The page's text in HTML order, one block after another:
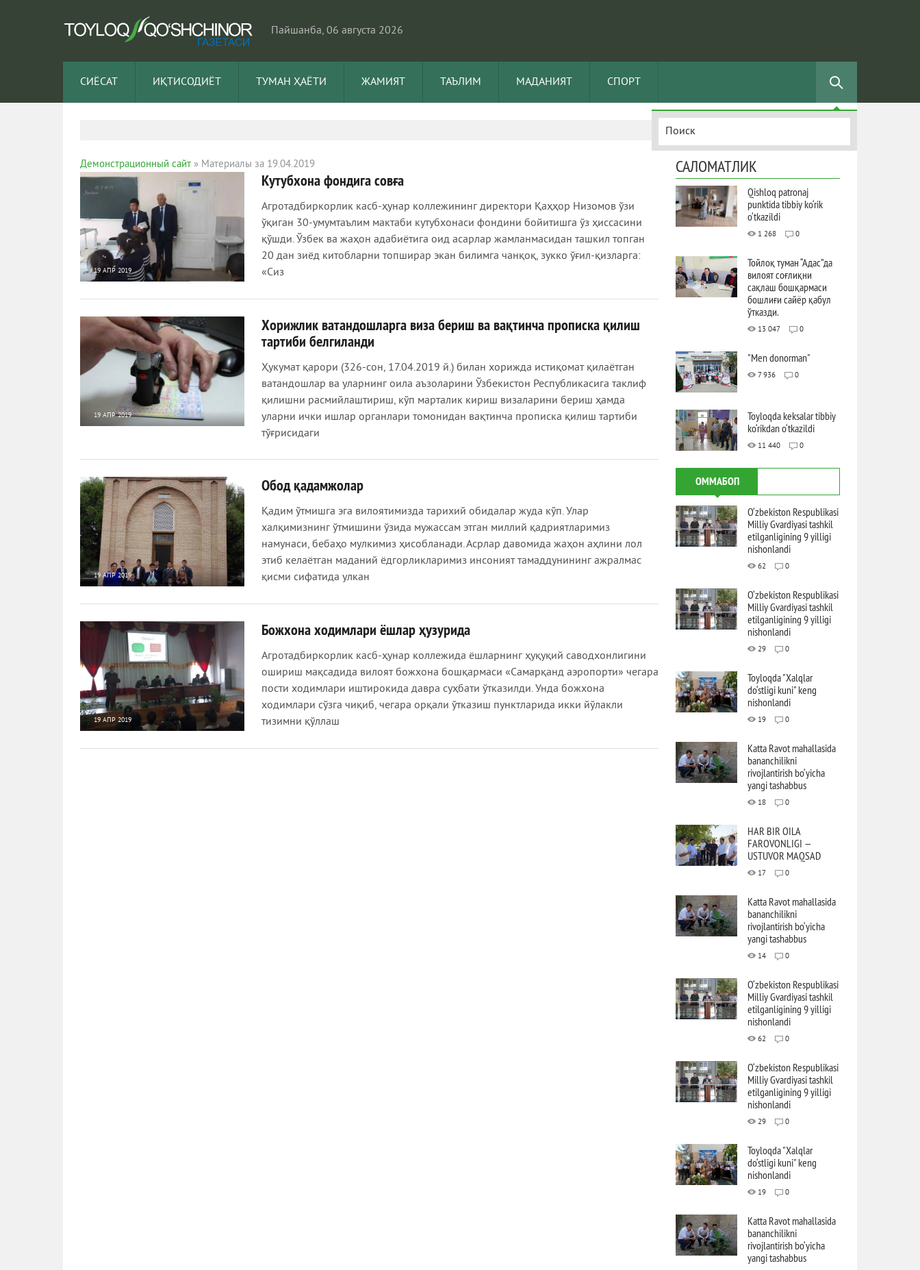
Пайшанба, 06 августа 2026
СИЁСАТ ИҚТИСОДИЁТ ТУМАН ҲАЁТИ ЖАМИЯТ ТАЪЛИМ МАДАНИЯТ СПОРТ
Демонстрационный сайт » Материалы за 19.04.2019
19 АПР 2019
Кутубхона фондига совға
Агротадбиркорлик касб-ҳунар коллежининг директори Қаҳҳор Низомов ўзи
ўқиган 30-умумтаълим мактаби кутубхонаси фондини бойитишга ўз ҳиссасини
қўшди. Ўзбек ва жаҳон адабиётига оид асарлар жамланмасидан ташкил топган
20 дан зиёд китобларни топширар экан билимга чанқоқ, зукко ўғил-қизларга:
«Сиз
19 АПР 2019
Хорижлик ватандошларга виза бериш ва вақтинча прописка қилиш
тартиби белгиланди
Ҳукумат қарори (326-сон, 17.04.2019 й.) билан хорижда истиқомат қилаётган
ватандошлар ва уларнинг оила аъзоларини Ўзбекистон Республикасига таклиф
қилишни расмийлаштириш, кўп марталик кириш визаларини бериш ҳамда
уларни ички ишлар органлари томонидан вақтинча прописка қилиш тартиби
тўғрисидаги
19 АПР 2019
Обод қадамжолар
Қадим ўтмишга эга вилоятимизда тарихий обидалар жуда кўп. Улар
халқимизнинг ўтмишини ўзида мужассам этган миллий қадриятларимиз
намунаси, бебаҳо мулкимиз ҳисобланади. Асрлар давомида жаҳон аҳлини лол
этиб келаётган маданий ёдгорликларимиз инсоният тамаддунининг ажралмас
қисми сифатида улкан
19 АПР 2019
Божхона ходимлари ёшлар ҳузурида
Агротадбиркорлик касб-ҳунар коллежида ёшларнинг ҳуқуқий саводхонлигини
ошириш мақсадида вилоят божхона бошқармаси «Самарқанд аэропорти» чегара
пости ходимлари иштирокида давра суҳбати ўтказилди. Унда божхона
ходимлари сўзга чиқиб, чегара орқали ўтказиш пунктларида икки йўлакли
тизимни қўллаш
САЛОМАТЛИК
Qishloq patronaj
punktida tibbiy ko‘rik
o‘tkazildi
1 268 0
Тойлоқ туман “Адас”да
вилоят соғлиқни
сақлаш бошқармаси
бошлиғи сайёр қабул
ўтказди.
13 047 0
"Men donorman"
7 936 0
Toyloqda keksalar tibbiy
ko‘rikdan o‘tkazildi
11 440 0
ОММАБОП
O‘zbekiston Respublikasi
Milliy Gvardiyasi tashkil
etilganligining 9 yilligi
nishonlandi
62 0
O‘zbekiston Respublikasi
Milliy Gvardiyasi tashkil
etilganligining 9 yilligi
nishonlandi
29 0
Toyloqda "Xalqlar
do‘stligi kuni" keng
nishonlandi
19 0
Katta Ravot mahallasida
bananchilikni
rivojlantirish bo‘yicha
yangi tashabbus
18 0
HAR BIR OILA
FAROVONLIGI —
USTUVOR MAQSAD
17 0
Katta Ravot mahallasida
bananchilikni
rivojlantirish bo‘yicha
yangi tashabbus
14 0
O‘zbekiston Respublikasi
Milliy Gvardiyasi tashkil
etilganligining 9 yilligi
nishonlandi
62 0
O‘zbekiston Respublikasi
Milliy Gvardiyasi tashkil
etilganligining 9 yilligi
nishonlandi
29 0
Toyloqda "Xalqlar
do‘stligi kuni" keng
nishonlandi
19 0
Katta Ravot mahallasida
bananchilikni
rivojlantirish bo‘yicha
yangi tashabbus